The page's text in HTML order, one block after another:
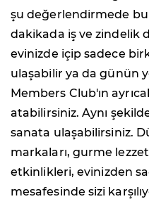
şu değerlendirmede
dakikada iş ve zindelik
evinizde içip sadece
ulaşabilir ya da günün
Members Club'ın
atabilirsiniz. Aynı
sanata ulaşabilirsiniz.
markaları, gurme
etkinlikleri, evinizden
mesafesinde sizi